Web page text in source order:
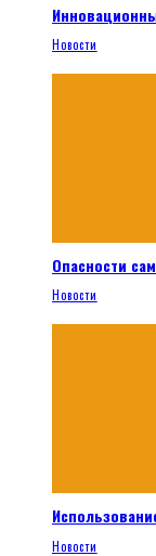
Новости
Опасности
Новости
Новости